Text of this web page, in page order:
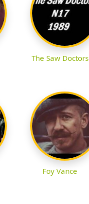
The Saw Doctors
Foy Vance